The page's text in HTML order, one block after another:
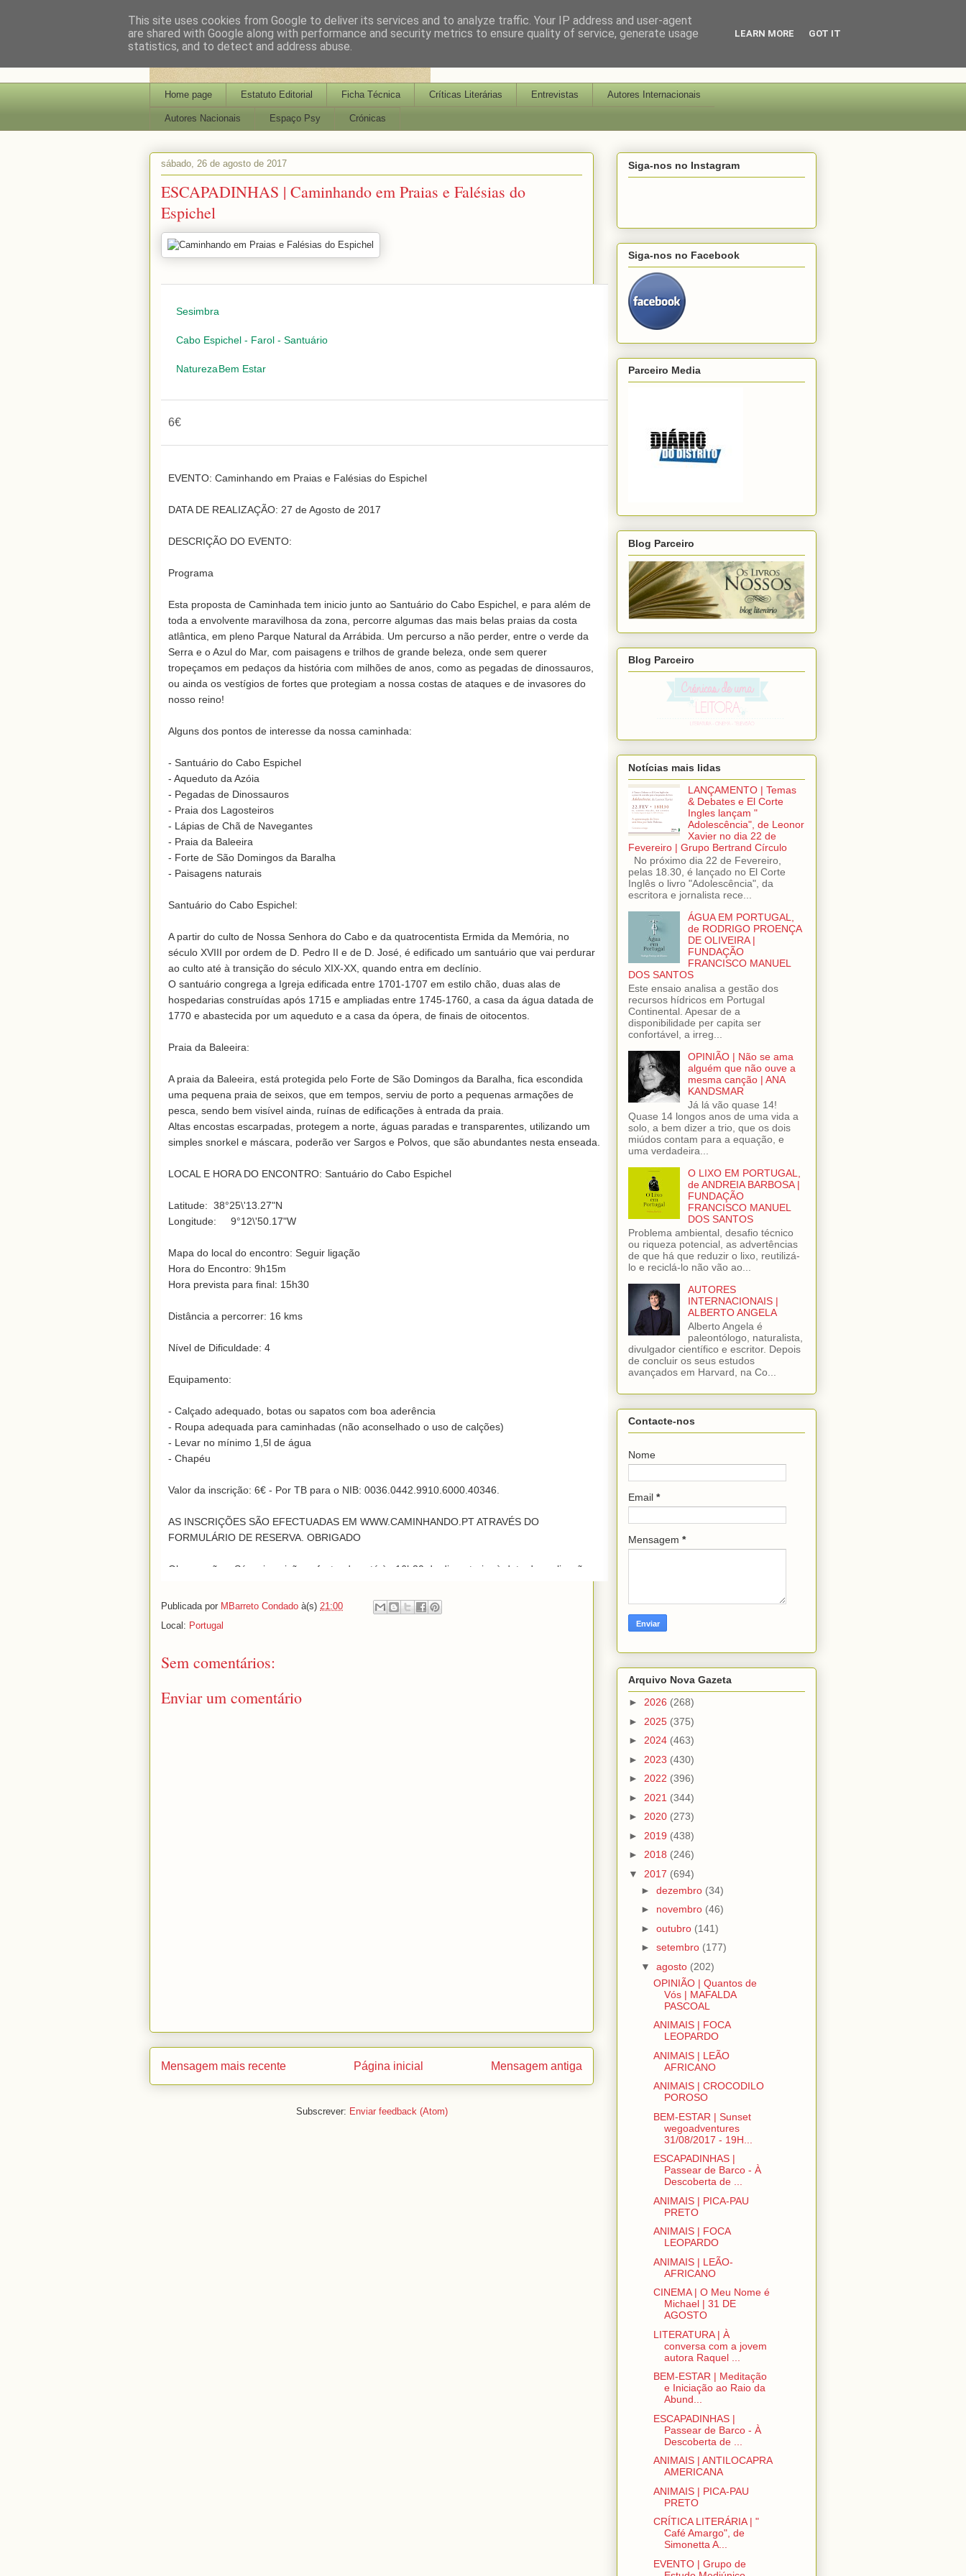
Home page Estatuto Editorial Ficha Técnica Críticas Literárias Entrevistas Autores Internacionais
Autores Nacionais Espaço Psy Crónicas
sábado, 26 de agosto de 2017
ESCAPADINHAS | Caminhando em Praias e Falésias do
Espichel
Sesimbra
Cabo Espichel - Farol - Santuário
NaturezaBem Estar
6€
EVENTO: Caminhando em Praias e Falésias do Espichel
DATA DE REALIZAÇÃO: 27 de Agosto de 2017
DESCRIÇÃO DO EVENTO:
Programa
Esta proposta de Caminhada tem inicio junto ao Santuário do Cabo Espichel, e para além de
toda a envolvente maravilhosa da zona, percorre algumas das mais belas praias da costa
atlântica, em pleno Parque Natural da Arrábida. Um percurso a não perder, entre o verde da
Serra e o Azul do Mar, com paisagens e trilhos de grande beleza, onde sem querer
tropeçamos em pedaços da história com milhões de anos, como as pegadas de dinossauros,
ou ainda os vestígios de fortes que protegiam a nossa costas de ataques e de invasores do
nosso reino!
Alguns dos pontos de interesse da nossa caminhada:
- Santuário do Cabo Espichel
- Aqueduto da Azóia
- Pegadas de Dinossauros
- Praia dos Lagosteiros
- Lápias de Chã de Navegantes
- Praia da Baleeira
- Forte de São Domingos da Baralha
- Paisagens naturais
Santuário do Cabo Espichel:
A partir do culto de Nossa Senhora do Cabo e da quatrocentista Ermida da Memória, no
século XVIII por ordem de D. Pedro II e de D. José, é edificado um santuário que vai perdurar
ao culto até à transição do século XIX-XX, quando entra em declínio.
O santuário congrega a Igreja edificada entre 1701-1707 em estilo chão, duas alas de
hospedarias construídas após 1715 e ampliadas entre 1745-1760, a casa da água datada de
1770 e abastecida por um aqueduto e a casa da ópera, de finais de oitocentos.
Praia da Baleeira:
A praia da Baleeira, está protegida pelo Forte de São Domingos da Baralha, fica escondida
uma pequena praia de seixos, que em tempos, serviu de porto a pequenas armações de
pesca, sendo bem visível ainda, ruínas de edificações à entrada da praia.
Altas encostas escarpadas, protegem a norte, águas paradas e transparentes, utilizando um
simples snorkel e máscara, poderão ver Sargos e Polvos, que são abundantes nesta enseada.
LOCAL E HORA DO ENCONTRO: Santuário do Cabo Espichel
Latitude:  38°25\'13.27"N
Longitude:     9°12\'50.17"W
Mapa do local do encontro: Seguir ligação
Hora do Encontro: 9h15m
Hora prevista para final: 15h30
Distância a percorrer: 16 kms
Nível de Dificuldade: 4
Equipamento:
- Calçado adequado, botas ou sapatos com boa aderência
- Roupa adequada para caminhadas (não aconselhado o uso de calções)
- Levar no mínimo 1,5l de água
- Chapéu
Valor da inscrição: 6€ - Por TB para o NIB: 0036.0442.9910.6000.40346.
AS INSCRIÇÕES SÃO EFECTUADAS EM WWW.CAMINHANDO.PT ATRAVÉS DO
FORMULÁRIO DE RESERVA. OBRIGADO
Observações: Só as inscrições efectuadas até às 16h30 do dia anterior à data de realização
Publicada por MBarreto Condado à(s) 21:00
Local: Portugal
Sem comentários:
Enviar um comentário
Mensagem mais recente Mensagem antiga
Página inicial
Subscrever: Enviar feedback (Atom)
Siga-nos no Instagram
Siga-nos no Facebook
Parceiro Media
Blog Parceiro
Blog Parceiro
Notícias mais lidas
LANÇAMENTO | Temas
& Debates e El Corte
Ingles lançam "
Adolescência", de Leonor
Xavier no dia 22 de
Fevereiro | Grupo Bertrand Círculo
No próximo dia 22 de Fevereiro,
pelas 18.30, é lançado no El Corte
Inglês o livro "Adolescência", da
escritora e jornalista rece...
ÁGUA EM PORTUGAL,
de RODRIGO PROENÇA
DE OLIVEIRA |
FUNDAÇÃO
FRANCISCO MANUEL
DOS SANTOS
Este ensaio analisa a gestão dos
recursos hídricos em Portugal
Continental. Apesar de a
disponibilidade per capita ser
confortável, a irreg...
OPINIÃO | Não se ama
alguém que não ouve a
mesma canção | ANA
KANDSMAR
Já lá vão quase 14!
Quase 14 longos anos de uma vida a
solo, a bem dizer a trio, que os dois
miúdos contam para a equação, e
uma verdadeira...
O LIXO EM PORTUGAL,
de ANDREIA BARBOSA |
FUNDAÇÃO
FRANCISCO MANUEL
DOS SANTOS
Problema ambiental, desafio técnico
ou riqueza potencial, as advertências
de que há que reduzir o lixo, reutilizá-
lo e reciclá-lo não vão ao...
AUTORES
INTERNACIONAIS |
ALBERTO ANGELA
Alberto Angela é
paleontólogo, naturalista,
divulgador científico e escritor. Depois
de concluir os seus estudos
avançados em Harvard, na Co...
Contacte-nos
Nome
Email *
Mensagem *
Arquivo Nova Gazeta
► 2026 (268)
► 2025 (375)
► 2024 (463)
► 2023 (430)
► 2022 (396)
► 2021 (344)
► 2020 (273)
► 2019 (438)
► 2018 (246)
▼ 2017 (694)
► dezembro (34)
► novembro (46)
► outubro (141)
► setembro (177)
▼ agosto (202)
OPINIÃO | Quantos de
Vós | MAFALDA
PASCOAL
ANIMAIS | FOCA
LEOPARDO
ANIMAIS | LEÃO
AFRICANO
ANIMAIS | CROCODILO
POROSO
BEM-ESTAR | Sunset
wegoadventures
31/08/2017 - 19H...
ESCAPADINHAS |
Passear de Barco - À
Descoberta de ...
ANIMAIS | PICA-PAU
PRETO
ANIMAIS | FOCA
LEOPARDO
ANIMAIS | LEÃO-
AFRICANO
CINEMA | O Meu Nome é
Michael | 31 DE
AGOSTO
LITERATURA | À
conversa com a jovem
autora Raquel ...
BEM-ESTAR | Meditação
e Iniciação ao Raio da
Abund...
ESCAPADINHAS |
Passear de Barco - À
Descoberta de ...
ANIMAIS | ANTILOCAPRA
AMERICANA
ANIMAIS | PICA-PAU
PRETO
CRÍTICA LITERÁRIA | "
Café Amargo", de
Simonetta A...
EVENTO | Grupo de
This site uses cookies from Google to deliver its services and to analyze traffic. Your IP address and user-agent
are shared with Google along with performance and security metrics to ensure quality of service, generate usage
statistics, and to detect and address abuse.
LEARN MORE GOT IT